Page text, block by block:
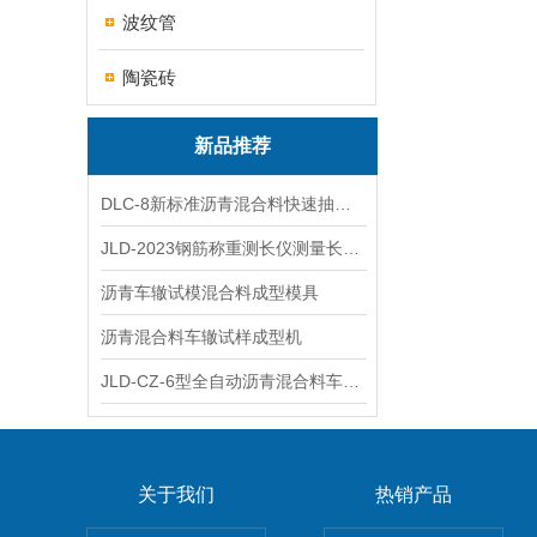
波纹管
陶瓷砖
新品推荐
沥青车辙试模混合料成型模具
沥青混合料车辙试样成型机
关于我们 热销产品